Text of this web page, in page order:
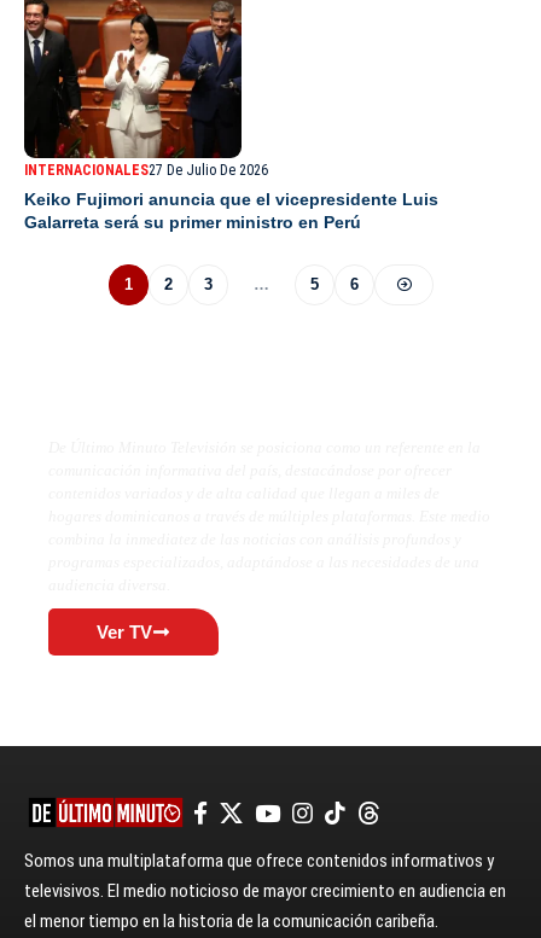
INTERNACIONALES27 De Julio De 2026
Keiko Fujimori anuncia que el vicepresidente Luis
Galarreta será su primer ministro en Perú
1 2 3 … 5 6
Ver TV
Somos una multiplataforma que ofrece contenidos informativos y
televisivos. El medio noticioso de mayor crecimiento en audiencia en
el menor tiempo en la historia de la comunicación caribeña.